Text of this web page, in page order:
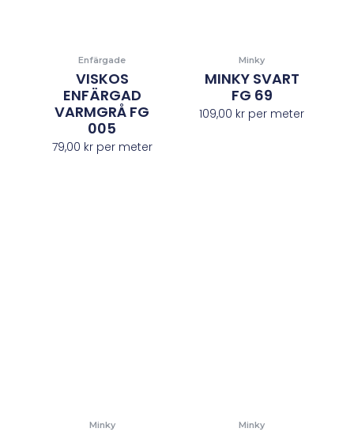
Enfärgade
VISKOS
ENFÄRGAD
VARMGRÅ FG
005
79,00 krper meter
Minky
MINKY SVART
FG 69
109,00 kr per meter
Minky Minky